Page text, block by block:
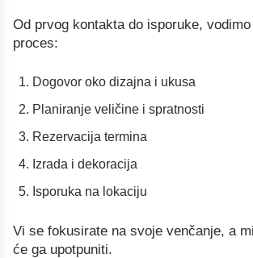
Od prvog kontakta do isporuke,
proces:
Dogovor oko dizajna i ukusa
Planiranje veličine i spratnosti
Rezervacija termina
Izrada i dekoracija
Isporuka na lokaciju
Vi se fokusirate na svoje venčanje, a
će ga upotpuniti.